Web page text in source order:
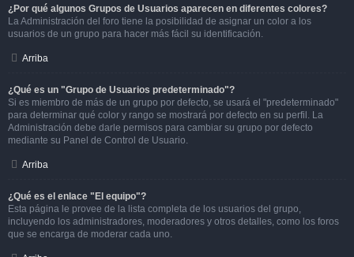
¿Por qué algunos Grupos de Usuarios aparecen en diferentes colores?
La Administración del foro tiene la posibilidad de asignar un color a los
usuarios de un grupo para hacer más fácil su identificación.
Arriba
¿Qué es un "Grupo de Usuarios predeterminado"?
Si es miembro de más de un grupo por defecto, se usará el "predeterminado"
para determinar qué color y rango se mostrará por defecto en su perfil. La
Administración debe darle permisos para cambiar su grupo por defecto
mediante su Panel de Control de Usuario.
Arriba
¿Qué es el enlace "El equipo"?
Esta página le provee de la lista completa de los usuarios del grupo,
incluyendo los administradores, moderadores y otros detalles, como los foros
que se encarga de moderar cada uno.